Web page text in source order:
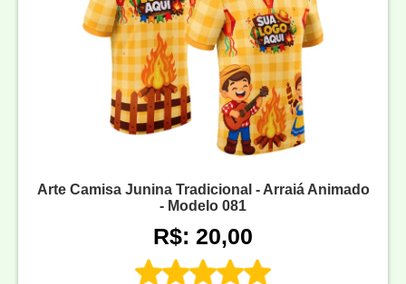
Arte Camisa Junina Tradicional - Arraiá Animado
- Modelo 081
R$: 20,00